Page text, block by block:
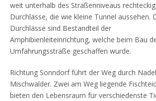
weit unterhalb des Straßenniveaus
Durchlässe, die wie kleine Tunnel aussehen.
Durchlässe sind Bestandteil der
Amphibienleiteinrichtung, welche beim Bau
Umfahrungsstraße geschaffen wurde.
Richtung Sonndorf führt der Weg durch
Mischwälder. Zwei am Weg liegende
bieten den Lebensraum für verschiedenste